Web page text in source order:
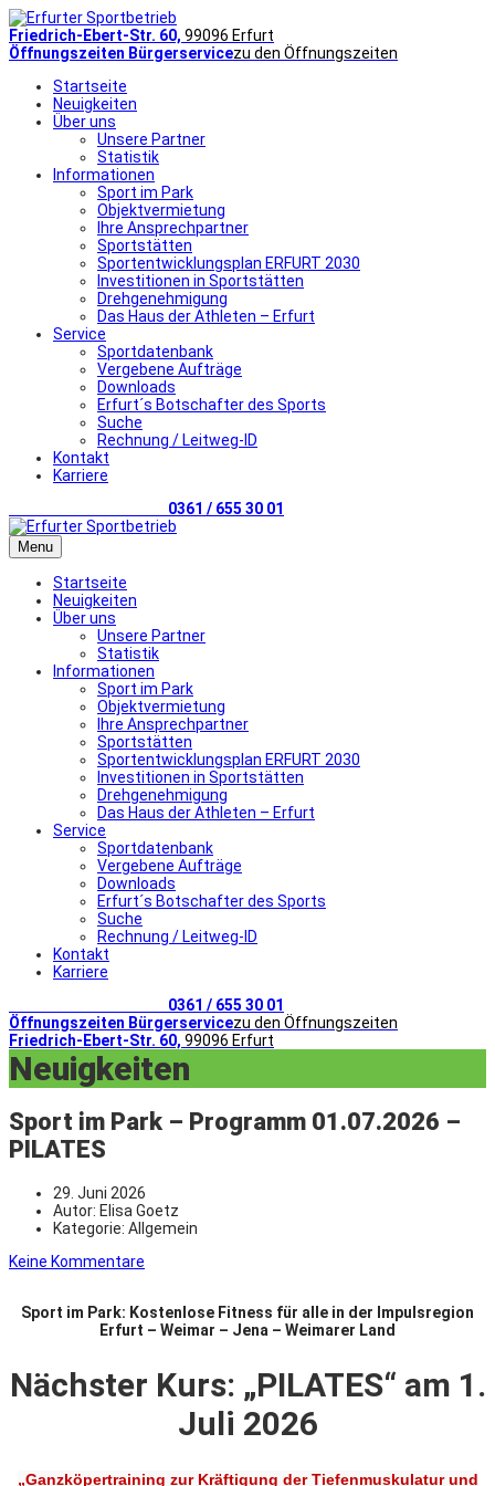
Friedrich-Ebert-Str. 60, 99096 Erfurt
Öffnungszeiten Bürgerservicezu den Öffnungszeiten
Startseite
Neuigkeiten
Über uns
Unsere Partner
Statistik
Informationen
Sport im Park
Objektvermietung
Ihre Ansprechpartner
Sportstätten
Sportentwicklungsplan ERFURT 2030
Investitionen in Sportstätten
Drehgenehmigung
Das Haus der Athleten – Erfurt
Service
Sportdatenbank
Vergebene Aufträge
Downloads
Erfurt´s Botschafter des Sports
Suche
Rechnung / Leitweg-ID
Kontakt
Karriere
0361 / 655 30 01
Menu
Startseite
Neuigkeiten
Über uns
Unsere Partner
Statistik
Informationen
Sport im Park
Objektvermietung
Ihre Ansprechpartner
Sportstätten
Sportentwicklungsplan ERFURT 2030
Investitionen in Sportstätten
Drehgenehmigung
Das Haus der Athleten – Erfurt
Service
Sportdatenbank
Vergebene Aufträge
Downloads
Erfurt´s Botschafter des Sports
Suche
Rechnung / Leitweg-ID
Kontakt
Karriere
0361 / 655 30 01
Öffnungszeiten Bürgerservicezu den Öffnungszeiten
Friedrich-Ebert-Str. 60, 99096 Erfurt
Neuigkeiten
Sport im Park – Programm 01.07.2026 –
PILATES
29. Juni 2026
Autor: Elisa Goetz
Kategorie: Allgemein
Keine Kommentare
Sport im Park: Kostenlose Fitness für alle in der Impulsregion
Erfurt – Weimar – Jena – Weimarer Land
Nächster Kurs: „PILATES“ am 1.
Juli 2026
„Ganzköpertraining zur Kräftigung der Tiefenmuskulatur und